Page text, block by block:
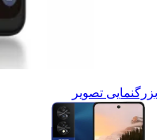
بزرگنمایی تصویر